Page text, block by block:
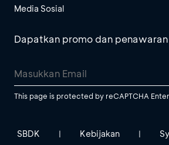
Media Sosial
Dapatkan promo dan
This page is protected by reCAPTCHA
SBDK | Kebijakan |